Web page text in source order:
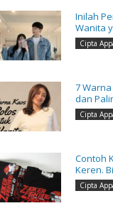
Inilah
Wanita
Cipta
7
dan
Cipta
Contoh
Keren.
Cipta